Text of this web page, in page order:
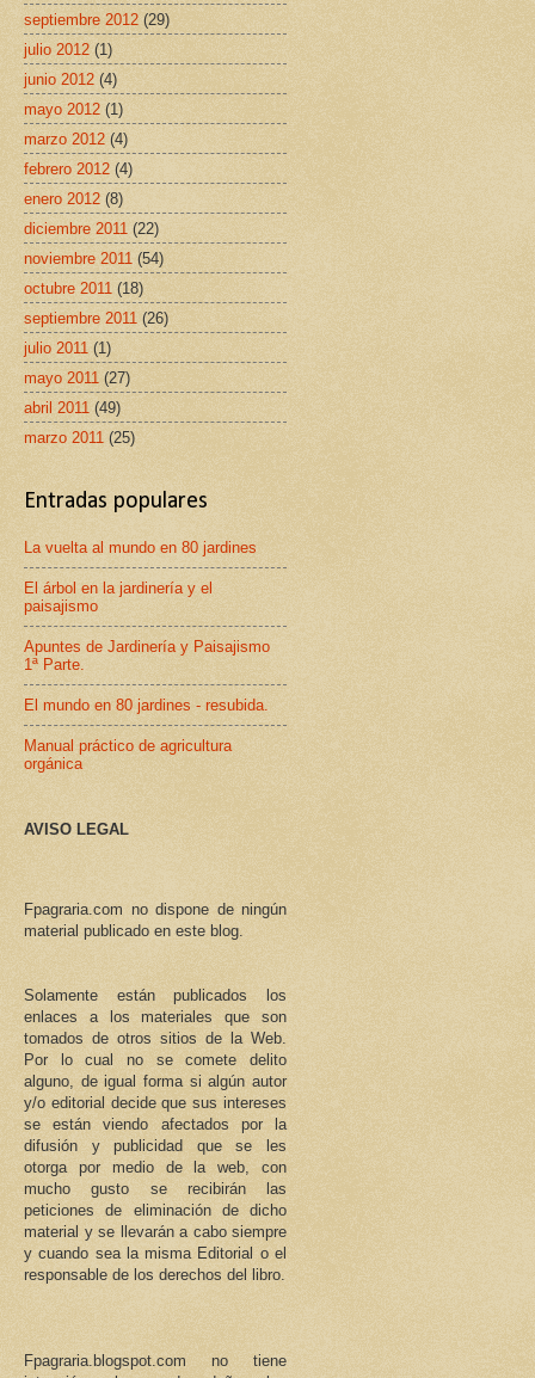
septiembre 2012 (29)
julio 2012 (1)
junio 2012 (4)
mayo 2012 (1)
marzo 2012 (4)
febrero 2012 (4)
enero 2012 (8)
diciembre 2011 (22)
noviembre 2011 (54)
octubre 2011 (18)
septiembre 2011 (26)
julio 2011 (1)
mayo 2011 (27)
abril 2011 (49)
marzo 2011 (25)
Entradas populares
La vuelta al mundo en 80 jardines
El árbol en la jardinería y el
paisajismo
Apuntes de Jardinería y Paisajismo
1ª Parte.
El mundo en 80 jardines - resubida.
Manual práctico de agricultura
orgánica
AVISO LEGAL
Fpagraria.com no dispone de ningún
material publicado en este blog.
Solamente están publicados los
enlaces a los materiales que son
tomados de otros sitios de la Web.
Por lo cual no se comete delito
alguno, de igual forma si algún autor
y/o editorial decide que sus intereses
se están viendo afectados por la
difusión y publicidad que se les
otorga por medio de la web, con
mucho gusto se recibirán las
peticiones de eliminación de dicho
material y se llevarán a cabo siempre
y cuando sea la misma Editorial o el
responsable de los derechos del libro.
Fpagraria.blogspot.com no tiene